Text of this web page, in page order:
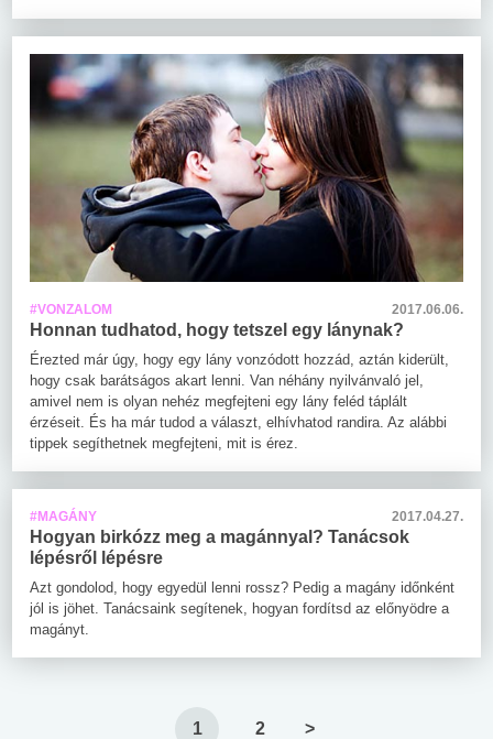
#VONZALOM 2017.06.06.
Honnan tudhatod, hogy tetszel egy lánynak?
Érezted már úgy, hogy egy lány vonzódott hozzád, aztán kiderült,
hogy csak barátságos akart lenni. Van néhány nyilvánvaló jel,
amivel nem is olyan nehéz megfejteni egy lány feléd táplált
érzéseit. És ha már tudod a választ, elhívhatod randira. Az alábbi
tippek segíthetnek megfejteni, mit is érez.
#MAGÁNY 2017.04.27.
Hogyan birkózz meg a magánnyal? Tanácsok
lépésről lépésre
Azt gondolod, hogy egyedül lenni rossz? Pedig a magány időnként
jól is jöhet. Tanácsaink segítenek, hogyan fordítsd az előnyödre a
magányt.
1 2 >